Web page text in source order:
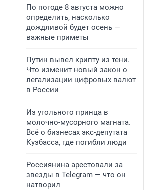
По погоде 8 августа можно
определить, насколько
дождливой будет осень —
важные приметы
Путин вывел крипту из тени.
Что изменит новый закон о
легализации цифровых валют
в России
Из угольного принца в
молочно-мусорного магната.
Всё о бизнесах экс-депутата
Кузбасса, где погибли люди
Россиянина арестовали за
звезды в Telegram — что он
натворил